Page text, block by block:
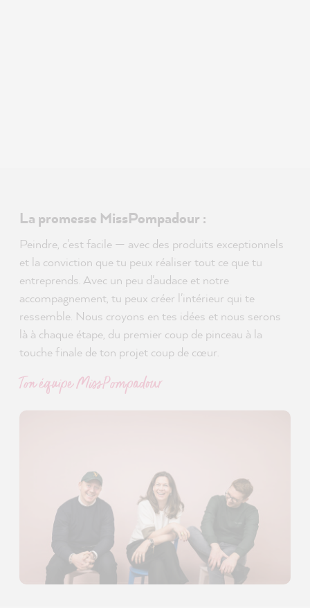
La promesse MissPompadour :
Peindre, c'est facile — avec des produits exceptionnels
et la conviction que tu peux réaliser tout ce que tu
entreprends. Avec un peu d'audace et notre
accompagnement, tu peux créer l'intérieur qui te
ressemble. Nous croyons en tes idées et nous serons
là à chaque étape, du premier coup de pinceau à la
touche finale de ton projet coup de cœur.
Ton équipe MissPompadour